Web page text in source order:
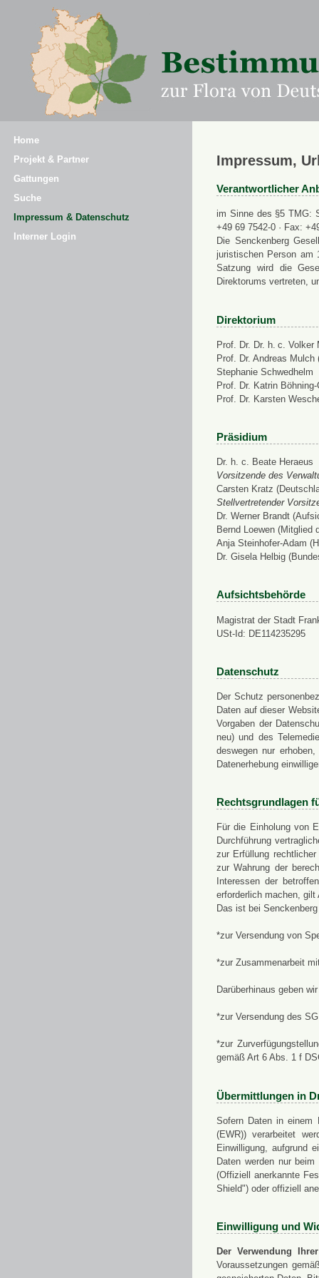
Home
Projekt & Partner
Gattungen
Suche
Impressum & Datenschutz
Interner Login
Impressum,
Verantwortlicher
im Sinne des §5 TMG:
+49 69 7542-0 · Fax:
Die Senckenberg
juristischen Person am
Satzung wird die
Direktorums vertreten,
Direktorium
Prof. Dr. Dr. h. c. Volker
Prof. Dr. Andreas
Stephanie Schwedhelm
Prof. Dr. Katrin
Prof. Dr. Karsten
Präsidium
Dr. h. c. Beate Heraeus
Vorsitzende des
Carsten Kratz
Stellvertretender
Dr. Werner Brandt
Bernd Loewen (Mitglied
Anja Steinhofer-Adam
Dr. Gisela Helbig
Aufsichtsbehörde
Magistrat der Stadt
USt-Id: DE114235295
Datenschutz
Der Schutz
Daten auf dieser
Vorgaben der
neu) und des
deswegen nur
Datenerhebung
Rechtsgrundlagen
Für die Einholung von
Durchführung
zur Erfüllung
zur Wahrung der
Interessen der
erforderlich machen,
Das ist bei
*zur Versendung von
*zur Zusammenarbeit
Darüberhinaus geben
*zur Versendung des
*zur
gemäß Art 6 Abs. 1 f
Übermittlungen in
Sofern Daten in einem
(EWR)) verarbeitet
Einwilligung, aufgrund
Daten werden nur
(Offiziell anerkannte
Shield") oder offiziell
Einwilligung und
Der Verwendung
Voraussetzungen